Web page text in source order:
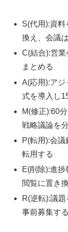
S(代用):資
換え、会議
C(結合):営
まとめる
A(応用):ア
式を導入し
M(修正):60
戦略議論を
P(転用):会
転用する
E(削除):進
閲覧に置き
R(逆転):議
事前募集する